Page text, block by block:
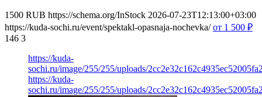
1500 RUB https://schema.org/InStock 2026-07-23T12:13:00+03:00
https://kuda-sochi.ru/event/spektakl-opasnaja-nochevka/ от 1 500 ₽
146 3
https://kuda-
sochi.ru/image/255/255/uploads/
https://kuda-
sochi.ru/image/255/255/uploads/